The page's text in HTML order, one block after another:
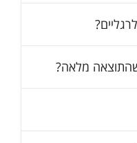
מלאה?